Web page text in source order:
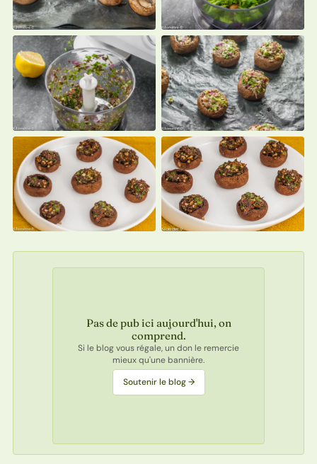
Pas de pub ici aujourd'hui, on
comprend.
Si le blog vous régale, un don le remercie
mieux qu'une bannière.
Soutenir le blog →